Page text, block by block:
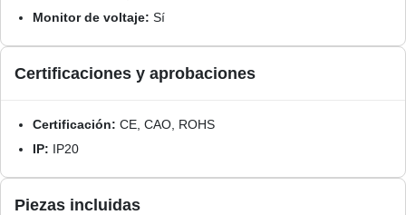
Monitor de voltaje: Sí
Certificaciones y aprobaciones
Certificación: CE, CAO, ROHS
IP: IP20
Piezas incluidas